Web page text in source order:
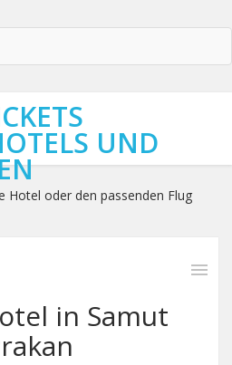
UND
Hotel oder den passenden Flug
in Samut